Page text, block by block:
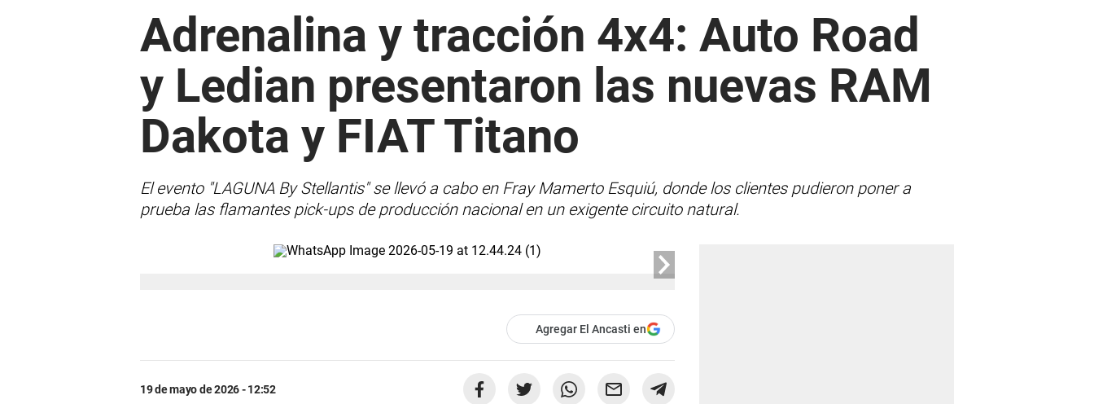
Adrenalina y tracción 4x4: Auto Road
y Ledian presentaron las nuevas RAM
Dakota y FIAT Titano
El evento "LAGUNA By Stellantis" se llevó a cabo en Fray Mamerto Esquiú, donde los clientes pudieron poner a
prueba las flamantes pick-ups de producción nacional en un exigente circuito natural.
Agregar El Ancasti en
19 de mayo de 2026 - 12:52